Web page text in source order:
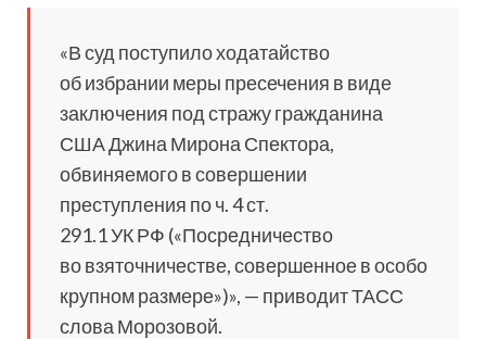
«В суд поступило ходатайство
об избрании меры пресечения в виде
заключения под стражу гражданина
США Джина Мирона Спектора,
обвиняемого в совершении
преступления по ч. 4 ст.
291.1 УК РФ («Посредничество
во взяточничестве, совершенное в особо
крупном размере»)», — приводит ТАСС
слова Морозовой.